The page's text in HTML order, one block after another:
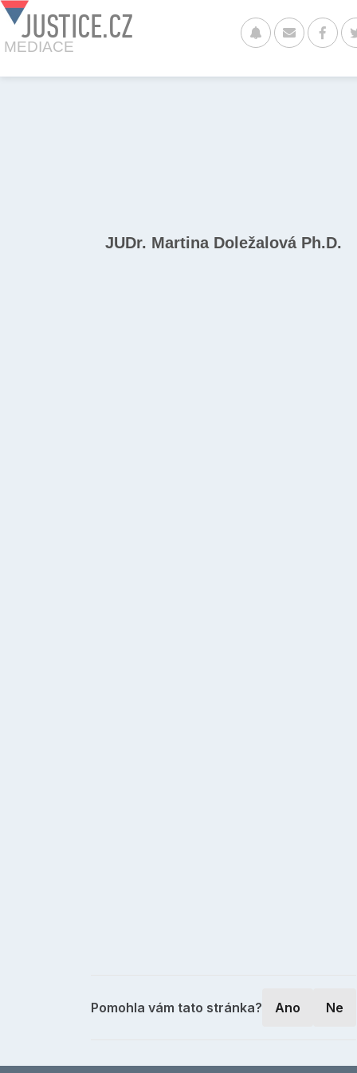
JUSTICE.CZ
MEDIACE
JUDr. Martina Doležalová Ph.D.
Pomohla vám tato stránka? Ano Ne